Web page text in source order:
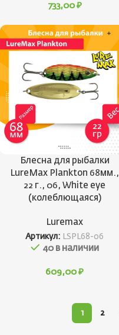
733,00 ₽
Блесна для рыбалки
LureMax Plankton 68мм.,
22 г., 06, White eye
(колеблющаяся)
Luremax
Артикул: LSPL68-06
40 в наличии
609,00 ₽
1 2